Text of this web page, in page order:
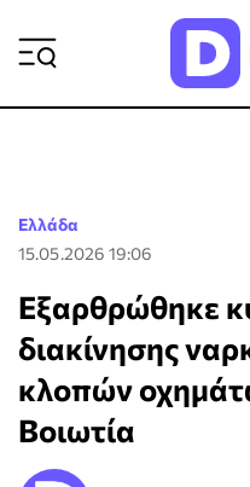
Ελλάδα
15.05.2026 19:06
Εξαρθρώθηκε
διακίνησης
κλοπών
Βοιωτία